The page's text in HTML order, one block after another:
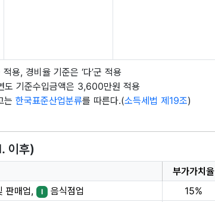
용, 경비율 기준은 ‘다’군 적용
도 기준수입금액은 3,600만원 적용
는 한국표준산업분류를 따른다.(소득세법 제19조)
이후)
부가가치율
판매업, I 음식점업 15%